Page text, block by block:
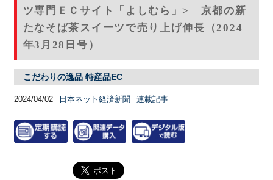
ツ専門ＥＣサイト「よしむら」> 京都の新
たなそば茶スイーツで売り上げ伸長（2024
年3月28日号）
こだわりの逸品 特産品EC
2024/04/02 日本ネット経済新聞 連載記事